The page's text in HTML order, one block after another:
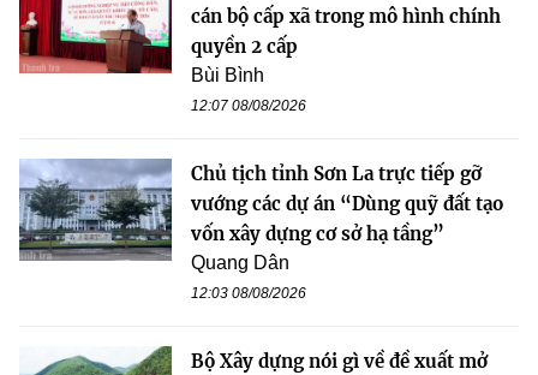
cán bộ cấp xã trong mô hình chính
quyền 2 cấp
Bùi Bình
12:07 08/08/2026
Chủ tịch tỉnh Sơn La trực tiếp gỡ
vướng các dự án “Dùng quỹ đất tạo
vốn xây dựng cơ sở hạ tầng”
Quang Dân
12:03 08/08/2026
Bộ Xây dựng nói gì về đề xuất mở